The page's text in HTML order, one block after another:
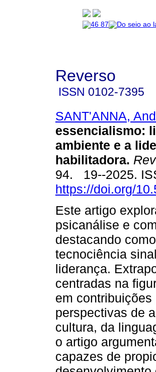
Reverso
ISSN 0102-7395
SANT'ANNA,
essencialismo:
ambiente e a
habilitadora.
94. 19--2025.
https://doi.org/
Este artigo
psicanálise e
destacando
tecnociência
liderança.
centradas na
em
perspectivas de
cultura, da
o artigo
capazes de